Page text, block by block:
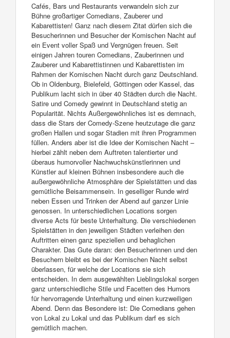
Cafés, Bars und Restaurants verwandeln sich zur
Bühne großartiger Comedians, Zauberer und
Kabarettisten! Ganz nach diesem Zitat dürfen sich die
Besucherinnen und Besucher der Komischen Nacht auf
ein Event voller Spaß und Vergnügen freuen. Seit
einigen Jahren touren Comedians, Zauberinnen und
Zauberer und Kabarettistinnen und Kabarettisten im
Rahmen der Komischen Nacht durch ganz Deutschland.
Ob in Oldenburg, Bielefeld, Göttingen oder Kassel, das
Publikum lacht sich in über 40 Städten durch die Nacht.
Satire und Comedy gewinnt in Deutschland stetig an
Popularität. Nichts Außergewöhnliches ist es demnach,
dass die Stars der Comedy-Szene heutzutage die ganz
großen Hallen und sogar Stadien mit ihren Programmen
füllen. Anders aber ist die Idee der Komischen Nacht –
hierbei zählt neben dem Auftreten talentierter und
überaus humorvoller Nachwuchskünstlerinnen und
Künstler auf kleinen Bühnen insbesondere auch die
außergewöhnliche Atmosphäre der Spielstätten und das
gemütliche Beisammensein. In geselliger Runde wird
neben Essen und Trinken der Abend auf ganzer Linie
genossen. In unterschiedlichen Locations sorgen
diverse Acts für beste Unterhaltung. Die verschiedenen
Spielstätten in den jeweiligen Städten verleihen den
Auftritten einen ganz speziellen und behaglichen
Charakter. Das Gute daran: den Besucherinnen und den
Besuchern bleibt es bei der Komischen Nacht selbst
überlassen, für welche der Locations sie sich
entscheiden. In dem ausgewählten Lieblingslokal sorgen
ganz unterschiedliche Stile und Facetten des Humors
für hervorragende Unterhaltung und einen kurzweiligen
Abend. Denn das Besondere ist: Die Comedians gehen
von Lokal zu Lokal und das Publikum darf es sich
gemütlich machen.